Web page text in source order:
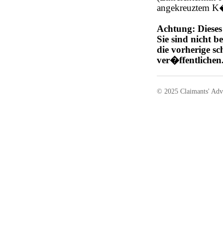
angekreuztem
Achtung:
Sie sind nicht
die vorherige
© 2025 Claimants'